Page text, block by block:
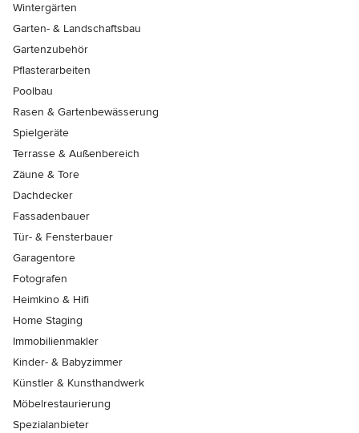
Wintergärten
Garten- & Landschaftsbau
Gartenzubehör
Pflasterarbeiten
Poolbau
Rasen & Gartenbewässerung
Spielgeräte
Terrasse & Außenbereich
Zäune & Tore
Dachdecker
Fassadenbauer
Tür- & Fensterbauer
Garagentore
Fotografen
Heimkino & Hifi
Home Staging
Immobilienmakler
Kinder- & Babyzimmer
Künstler & Kunsthandwerk
Möbelrestaurierung
Spezialanbieter